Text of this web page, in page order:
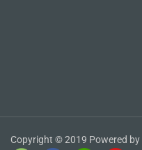
Copyright © 2019 Powered by